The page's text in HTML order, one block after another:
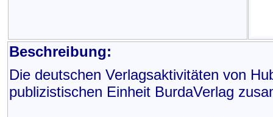
Beschreibung:
Die deutschen Verlagsaktivitäten von
publizistischen Einheit BurdaVerlag